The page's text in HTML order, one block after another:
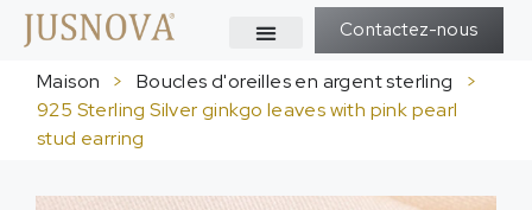
Contactez-nous
Maison > Boucles d'oreilles en argent sterling
>
925 Sterling Silver ginkgo leaves with pink pearl
stud earring